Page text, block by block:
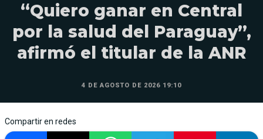
“Quiero ganar en Central
por la salud del Paraguay”,
afirmó el titular de la ANR
4 DE AGOSTO DE 2026 19:10
Compartir en redes